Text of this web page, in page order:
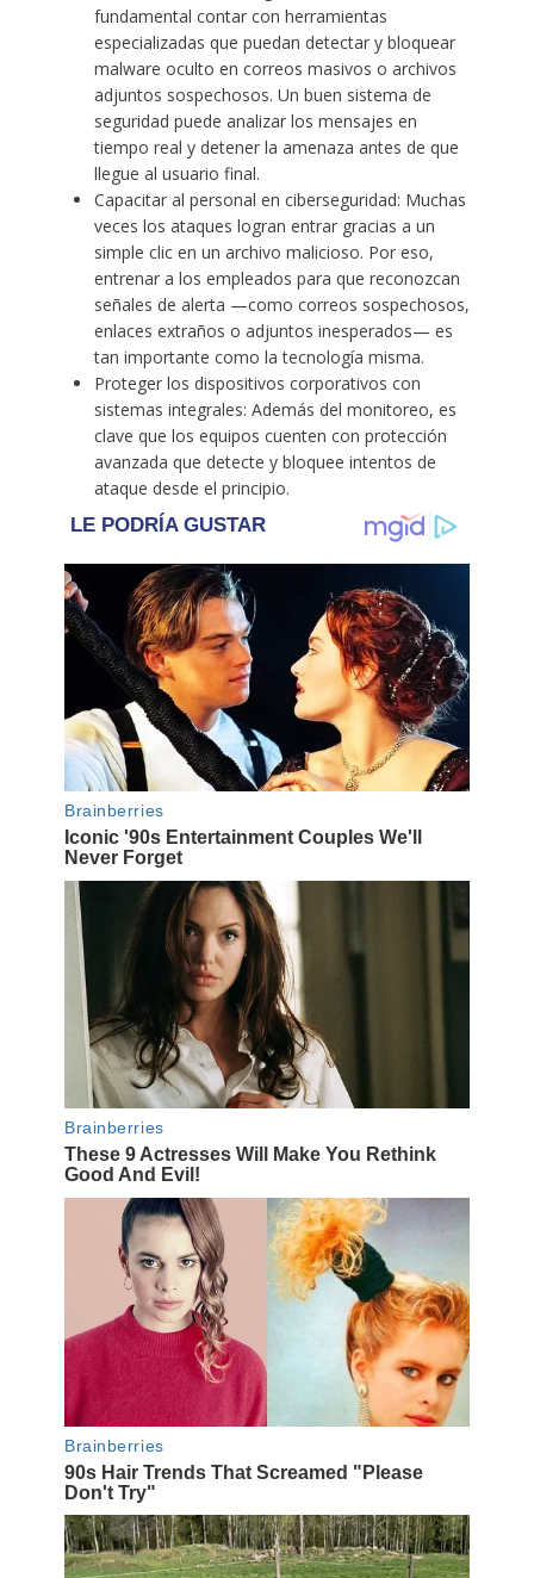
fundamental contar con herramientas
especializadas que puedan detectar y bloquear
malware oculto en correos masivos o archivos
adjuntos sospechosos. Un buen sistema de
seguridad puede analizar los mensajes en
tiempo real y detener la amenaza antes de que
llegue al usuario final.
Capacitar al personal en ciberseguridad: Muchas
veces los ataques logran entrar gracias a un
simple clic en un archivo malicioso. Por eso,
entrenar a los empleados para que reconozcan
señales de alerta —como correos sospechosos,
enlaces extraños o adjuntos inesperados— es
tan importante como la tecnología misma.
Proteger los dispositivos corporativos con
sistemas integrales: Además del monitoreo, es
clave que los equipos cuenten con protección
avanzada que detecte y bloquee intentos de
ataque desde el principio.